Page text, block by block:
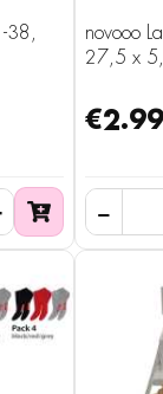
38,
novooo
27,5 x
€2.99